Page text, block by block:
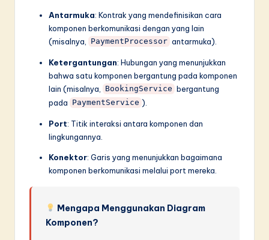
Antarmuka: Kontrak yang mendefinisikan cara
komponen berkomunikasi dengan yang lain
(misalnya,
PaymentProcessor antarmuka).
Ketergantungan: Hubungan yang menunjukkan
bahwa satu komponen bergantung pada komponen
lain (misalnya,
BookingService bergantung
pada PaymentService ).
Port: Titik interaksi antara komponen dan
lingkungannya.
Konektor: Garis yang menunjukkan bagaimana
komponen berkomunikasi melalui port mereka.
Mengapa Menggunakan Diagram
Komponen?